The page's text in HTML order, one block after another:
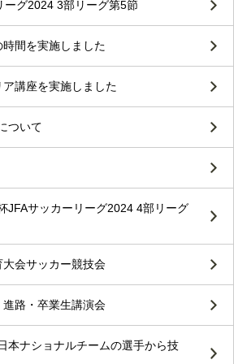
ーグ2024 3部リーグ第5節
間を実施しました
講座を実施しました
ついて
JFAサッカーリーグ2024 4部リーグ
会サッカー競技会
路・卒業生講演会
本ナショナルチームの選手から技